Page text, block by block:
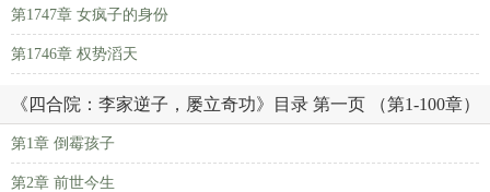
第1747章 女疯子的身份
第1746章 权势滔天
《四合院：李家逆子，屡立奇功》目录 第一页 （第1-100章）
第1章 倒霉孩子
第2章 前世今生